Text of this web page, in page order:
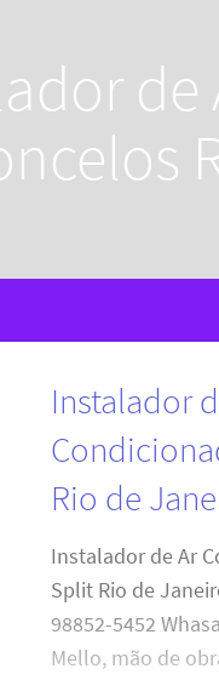
Instalador
Rio de
Instalador de Ar
Split Rio de
98852-5452
Mello, mão de